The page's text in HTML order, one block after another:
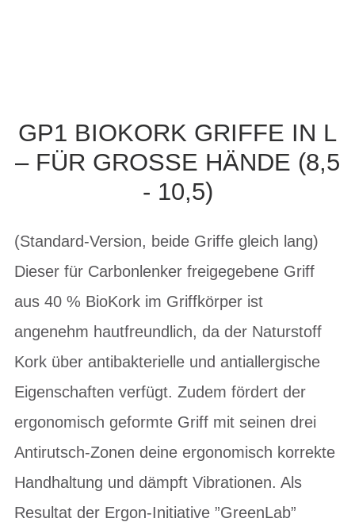
GP1 BIOKORK GRIFFE IN L
– FÜR GROSSE HÄNDE (8,5 -
10,5)
(Standard-Version, beide Griffe gleich lang)
Dieser für Carbonlenker freigegebene Griff
aus 40 % BioKork im Griffkörper ist
angenehm hautfreundlich, da der Naturstoff
Kork über antibakterielle und antiallergische
Eigenschaften verfügt. Zudem fördert der
ergonomisch geformte Griff mit seinen drei
Antirutsch-Zonen deine ergonomisch korrekte
Handhaltung und dämpft Vibrationen. Als
Resultat der Ergon-Initiative ”GreenLab”